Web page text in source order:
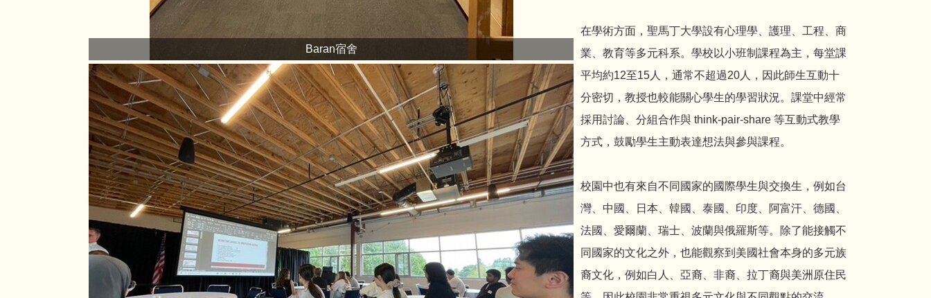
Baran宿舍
在學術方面，聖馬丁大學設有心理學、護理、工程、商
業、教育等多元科系。學校以小班制課程為主，每堂課
平均約12至15人，通常不超過20人，因此師生互動十
分密切，教授也較能關心學生的學習狀況。課堂中經常
採用討論、分組合作與 think-pair-share 等互動式教學
方式，鼓勵學生主動表達想法與參與課程。
校園中也有來自不同國家的國際學生與交換生，例如台
灣、中國、日本、韓國、泰國、印度、阿富汗、德國、
法國、愛爾蘭、瑞士、波蘭與俄羅斯等。除了能接觸不
同國家的文化之外，也能觀察到美國社會本身的多元族
裔文化，例如白人、亞裔、非裔、拉丁裔與美洲原住民